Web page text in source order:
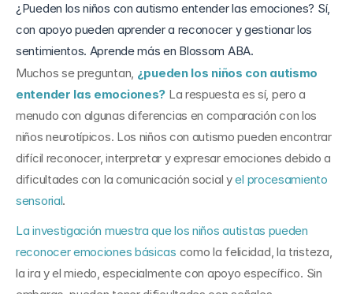
¿Pueden los niños con autismo entender las emociones? Sí,
con apoyo pueden aprender a reconocer y gestionar los
sentimientos. Aprende más en Blossom ABA.
Muchos se preguntan, ¿pueden los niños con autismo
entender las emociones? La respuesta es sí, pero a
menudo con algunas diferencias en comparación con los
niños neurotípicos. Los niños con autismo pueden encontrar
difícil reconocer, interpretar y expresar emociones debido a
dificultades con la comunicación social y el procesamiento
sensorial.
La investigación muestra que los niños autistas pueden
reconocer emociones básicas como la felicidad, la tristeza,
la ira y el miedo, especialmente con apoyo específico. Sin